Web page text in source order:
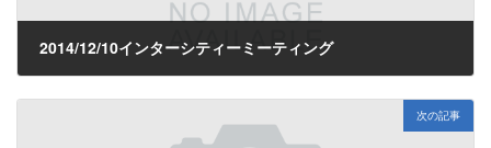
2014/12/10インターシティーミーティング
次の記事